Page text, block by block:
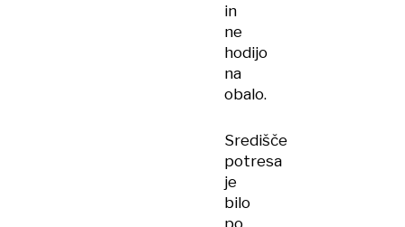
in
ne
hodijo
na
obalo.
Središče
potresa
je
bilo
po